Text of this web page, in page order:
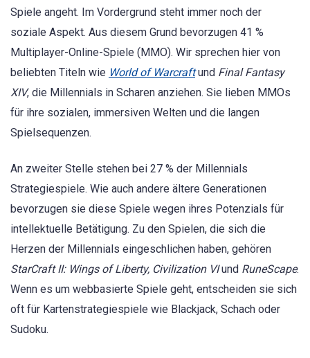
Spiele angeht. Im Vordergrund steht immer noch der
soziale Aspekt. Aus diesem Grund bevorzugen 41 %
Multiplayer-Online-Spiele (MMO). Wir sprechen hier von
beliebten Titeln wie World of Warcraftund Final Fantasy
XIV, die Millennials in Scharen anziehen. Sie lieben MMOs
für ihre sozialen, immersiven Welten und die langen
Spielsequenzen.
An zweiter Stelle stehen bei 27 % der Millennials
Strategiespiele. Wie auch andere ältere Generationen
bevorzugen sie diese Spiele wegen ihres Potenzials für
intellektuelle Betätigung. Zu den Spielen, die sich die
Herzen der Millennials eingeschlichen haben, gehören
StarCraft II: Wings of Liberty, Civilization VIund RuneScape.
Wenn es um webbasierte Spiele geht, entscheiden sie sich
oft für Kartenstrategiespiele wie Blackjack, Schach oder
Sudoku.